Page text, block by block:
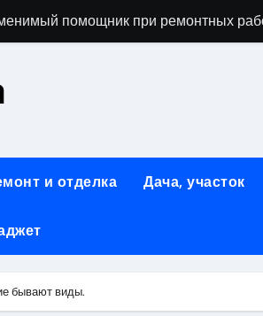
помощник при ремонтных
к Успешному Реализации Ваших
и практичность
Дома: Экологичность и
Обзор и Преимущества
и отделка Дача, участок
бывают виды.